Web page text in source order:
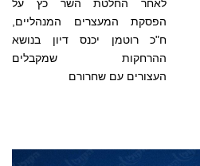
לאחר החלטת השר כץ על
הפסקת המעצרים המנהליים,
ח"כ רוטמן יכנס דיון בנושא
ההרחקות שמקבלים
העצורים עם שחרורם